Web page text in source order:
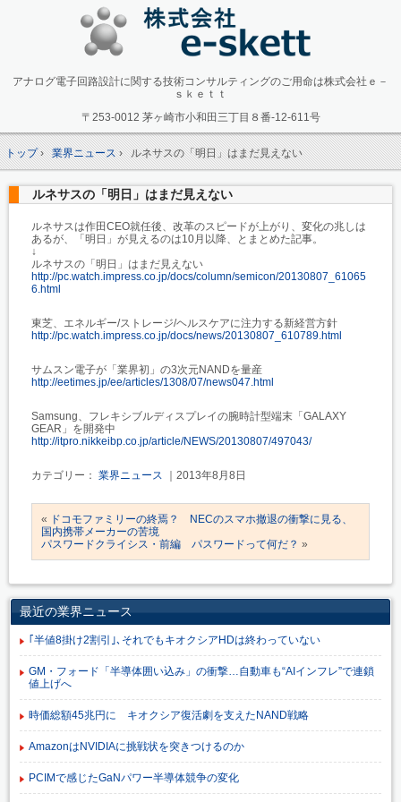
アナログ電子回路設計に関する技術コンサルティングのご用命は株式会社ｅ－
ｓｋｅｔｔ
〒253-0012 茅ヶ崎市小和田三丁目８番-12-611号
トップ› 業界ニュース› ルネサスの「明日」はまだ見えない
ルネサスの「明日」はまだ見えない
ルネサスは作田CEO就任後、改革のスピードが上がり、変化の兆しは
あるが、「明日」が見えるのは10月以降、とまとめた記事。
↓
ルネサスの「明日」はまだ見えない
http://pc.watch.impress.co.jp/docs/column/semicon/20130807_61065
6.html
東芝、エネルギー/ストレージ/ヘルスケアに注力する新経営方針
http://pc.watch.impress.co.jp/docs/news/20130807_610789.html
サムスン電子が「業界初」の3次元NANDを量産
http://eetimes.jp/ee/articles/1308/07/news047.html
Samsung、フレキシブルディスプレイの腕時計型端末「GALAXY
GEAR」を開発中
http://itpro.nikkeibp.co.jp/article/NEWS/20130807/497043/
カテゴリー： 業界ニュース ｜2013年8月8日
« ドコモファミリーの終焉？ NECのスマホ撤退の衝撃に見る、
国内携帯メーカーの苦境
パスワードクライシス・前編 パスワードって何だ？ »
最近の業界ニュース
｢半値8掛け2割引｣､それでもキオクシアHDは終わっていない
GM・フォード「半導体囲い込み」の衝撃…自動車も“AIインフレ”で連鎖
値上げへ
時価総額45兆円に キオクシア復活劇を支えたNAND戦略
AmazonはNVIDIAに挑戦状を突きつけるのか
PCIMで感じたGaNパワー半導体競争の変化